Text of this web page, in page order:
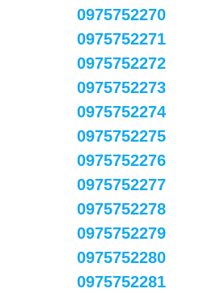
0975752270
0975752271
0975752272
0975752273
0975752274
0975752275
0975752276
0975752277
0975752278
0975752279
0975752280
0975752281